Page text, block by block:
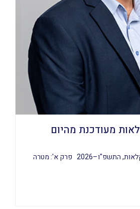
מעודכנת מהיום
הצעת חוק קידום החקלאות, התשפ"ו–2026 פרק א': מטרה